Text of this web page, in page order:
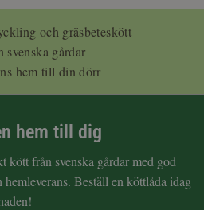
och gräsbeteskött
svenska gårdar
hem till din dörr
hem till dig
kött från svenska gårdar med god
Beställ en köttlåda idag